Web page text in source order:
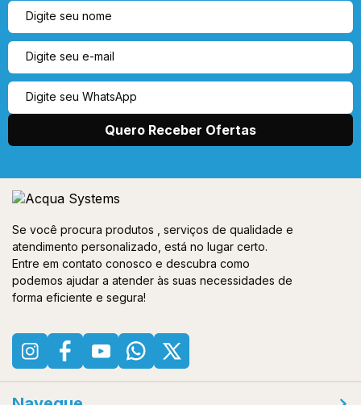
Se você procura produtos , serviços de qualidade e
atendimento personalizado, está no lugar certo.
Entre em contato conosco e descubra como
podemos ajudar a atender às suas necessidades de
forma eficiente e segura!